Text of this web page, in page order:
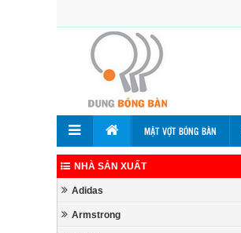
MẶT VỢT BÓNG BÀN
NHÀ SẢN XUẤT
Adidas
Armstrong